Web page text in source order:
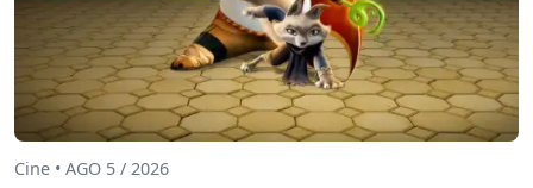
Cine • AGO 5 / 2026